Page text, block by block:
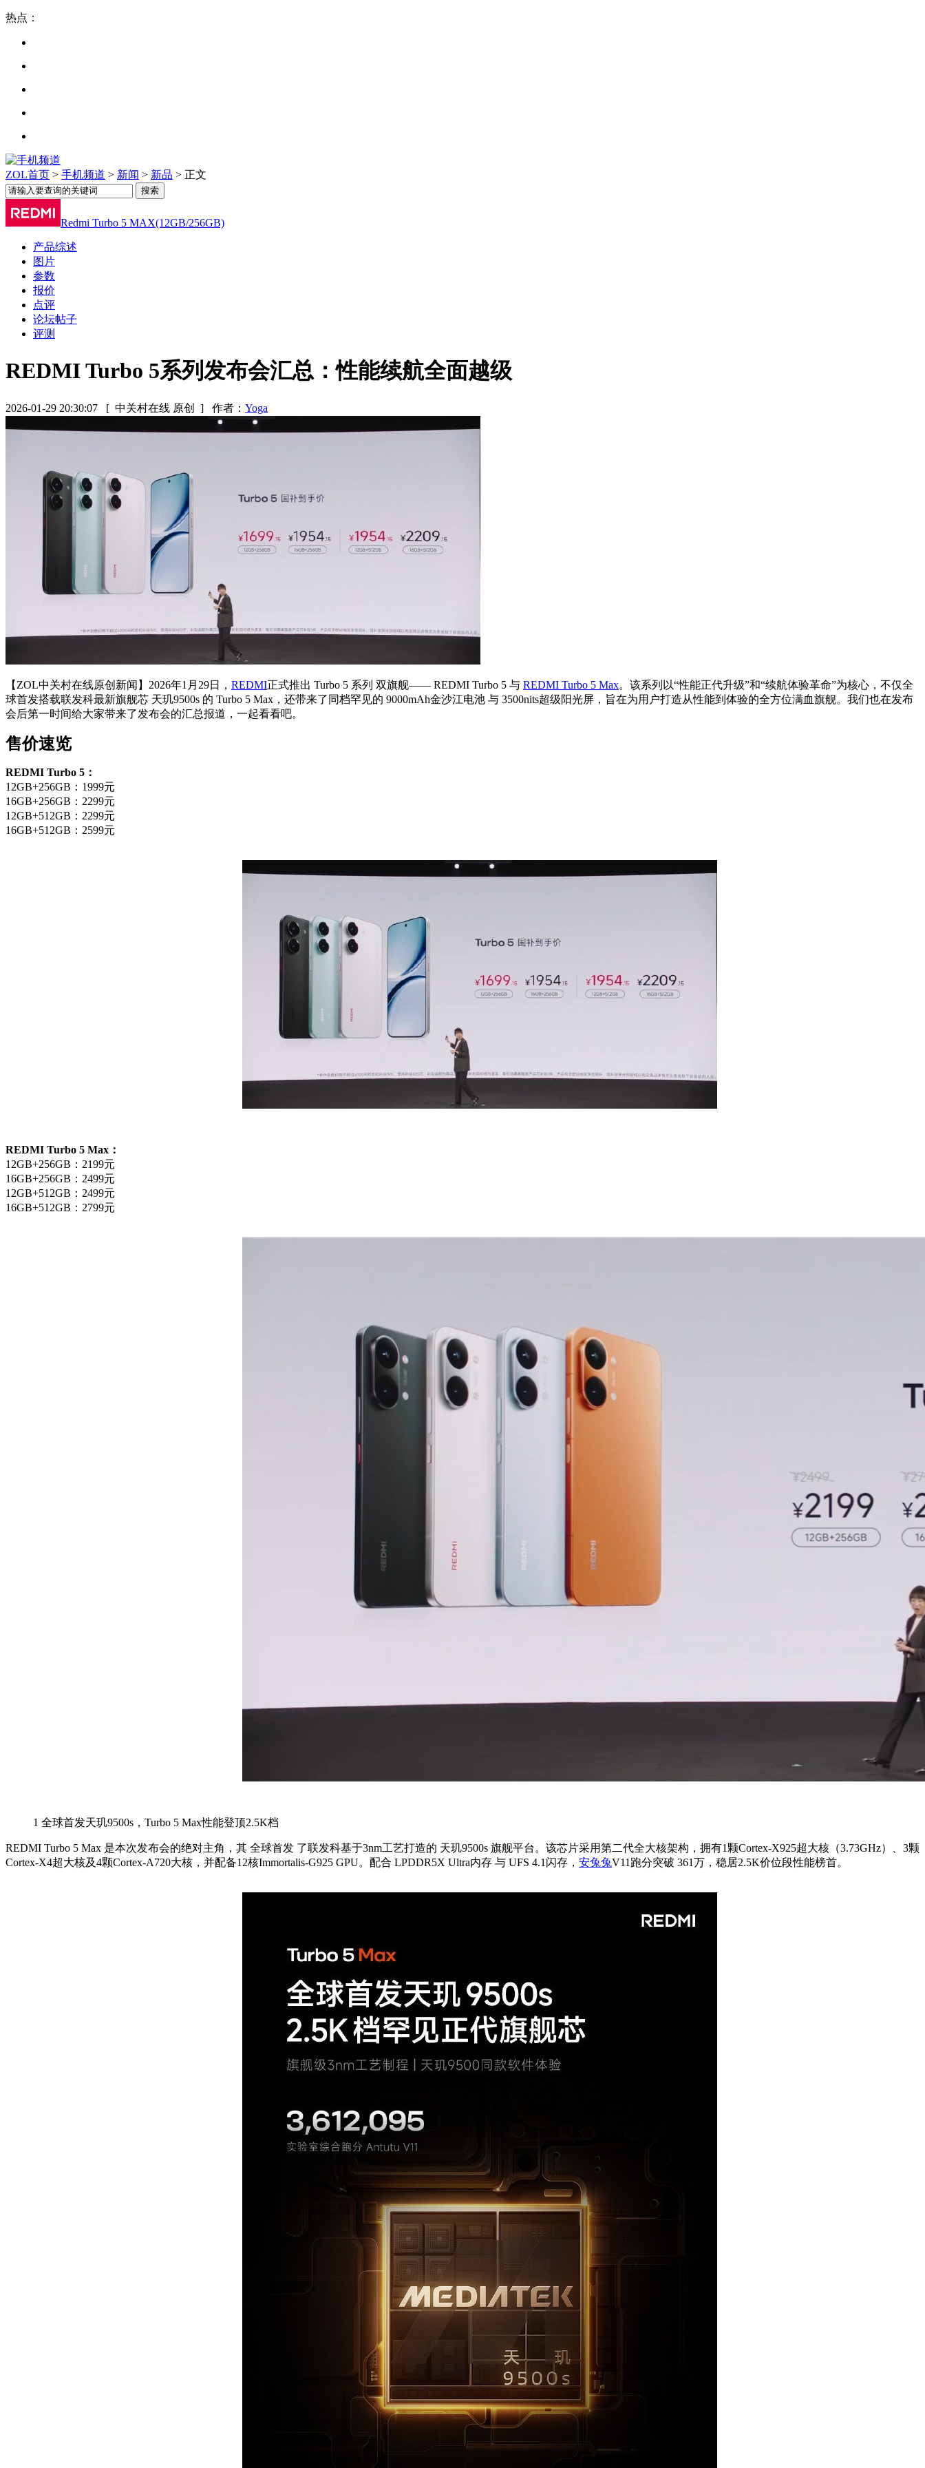
热点：
ZOL首页 > 手机频道 > 新闻 > 新品 > 正文
Redmi Turbo 5 MAX(12GB/256GB)
产品综述
图片
参数
报价
点评
论坛帖子
评测
REDMI Turbo 5系列发布会汇总：性能续航全面越级
2026-01-29 20:30:07 [ 中关村在线 原创 ] 作者： Yoga
【ZOL中关村在线原创新闻】2026年1月29日， REDMI正式推出 Turbo 5 系列 双旗舰—— REDMI Turbo 5 与 REDMI Turbo 5 Max。该系列以“性能正代升级”和“续航体验革命”为核心，不仅全
球首发搭载联发科最新旗舰芯 天玑9500s 的 Turbo 5 Max，还带来了同档罕见的 9000mAh金沙江电池 与 3500nits超级阳光屏，旨在为用户打造从性能到体验的全方位满血旗舰。我们也在发布
会后第一时间给大家带来了发布会的汇总报道，一起看看吧。
售价速览
REDMI Turbo 5：
12GB+256GB：1999元
16GB+256GB：2299元
12GB+512GB：2299元
16GB+512GB：2599元
REDMI Turbo 5 Max：
12GB+256GB：2199元
16GB+256GB：2499元
12GB+512GB：2499元
16GB+512GB：2799元
1 全球首发天玑9500s，Turbo 5 Max性能登顶2.5K档
REDMI Turbo 5 Max 是本次发布会的绝对主角，其 全球首发 了联发科基于3nm工艺打造的 天玑9500s 旗舰平台。该芯片采用第二代全大核架构，拥有1颗Cortex-X925超大核（3.73GHz）、3颗
Cortex-X4超大核及4颗Cortex-A720大核，并配备12核Immortalis-G925 GPU。配合 LPDDR5X Ultra内存 与 UFS 4.1闪存， 安兔兔V11跑分突破 361万，稳居2.5K价位段性能榜首。